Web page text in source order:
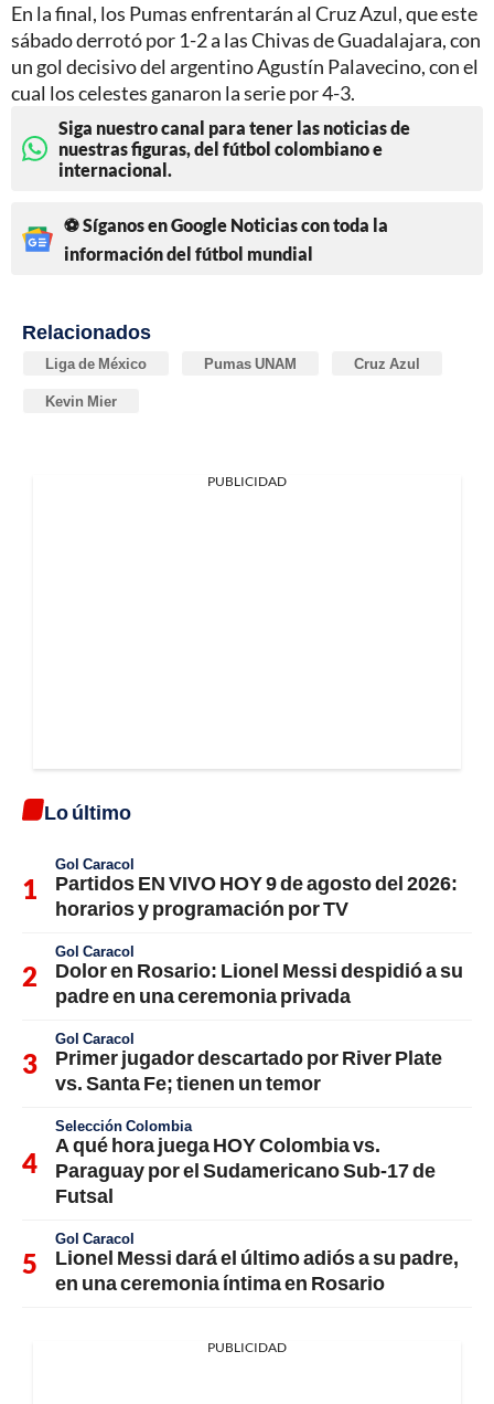
En la final, los Pumas enfrentarán al Cruz Azul, que este
sábado derrotó por 1-2 a las Chivas de Guadalajara, con
un gol decisivo del argentino Agustín Palavecino, con el
cual los celestes ganaron la serie por 4-3.
Siga nuestro canal para tener las noticias de
nuestras figuras, del fútbol colombiano e
internacional.
⚽ Síganos en Google Noticias con toda la
información del fútbol mundial
Relacionados
Liga de México Pumas UNAM Cruz Azul
Kevin Mier
PUBLICIDAD
Lo último
Gol Caracol
Partidos EN VIVO HOY 9 de agosto del 2026:
horarios y programación por TV
Gol Caracol
Dolor en Rosario: Lionel Messi despidió a su
padre en una ceremonia privada
Gol Caracol
Primer jugador descartado por River Plate
vs. Santa Fe; tienen un temor
Selección Colombia
A qué hora juega HOY Colombia vs.
Paraguay por el Sudamericano Sub-17 de
Futsal
Gol Caracol
Lionel Messi dará el último adiós a su padre,
en una ceremonia íntima en Rosario
PUBLICIDAD